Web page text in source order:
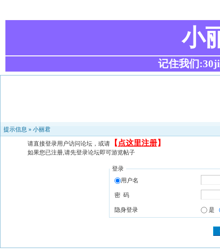
小
记住我们
提示信息 » 小丽君
请直接登录用户访问论坛，或请 【 点这里注册】
如果您已注册,请先登录论坛即可游览帖子
登录
用户名
密 码
隐身登录 是